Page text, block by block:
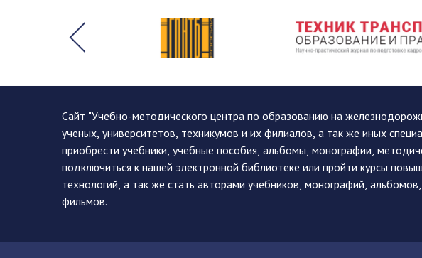
Сайт "Учебно-методического центра по образованию на
ученых, университетов, техникумов и их филиалов, а так же иных
приобрести учебники, учебные пособия, альбомы, монографии,
подключиться к нашей электронной библиотеке или пройти курсы
технологий, а так же стать авторами учебников, монографий,
фильмов.